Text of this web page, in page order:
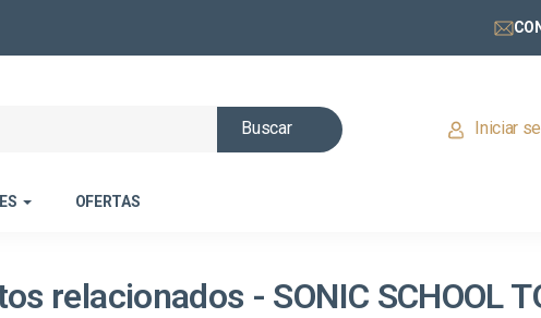
Buscar Iniciar
OFERTAS
relacionados - SONIC SCHOOL